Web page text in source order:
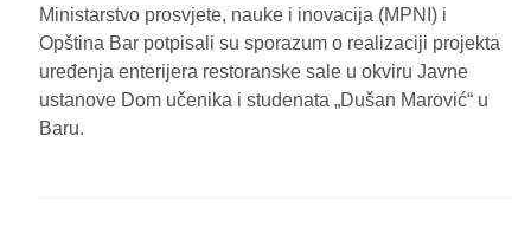
Ministarstvo prosvjete, nauke i inovacija (MPNI) i
Opština Bar potpisali su sporazum o realizaciji projekta
uređenja enterijera restoranske sale u okviru Javne
ustanove Dom učenika i studenata „Dušan Marović“ u
Baru.